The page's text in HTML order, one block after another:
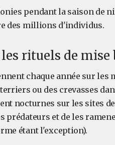
pendant la saison de
des millions d'individus.
rituels de mise
chaque année sur les
ou des crevasses
nocturnes sur les sites
prédateurs et de les
étant l'exception).